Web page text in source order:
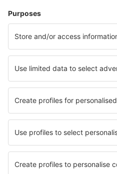
Hotels in Neapel Hotels in
Hotels in Mazara del Vallo
Hotels in Ragusa Hotels in
Die besten Hotels - Städte
Hotels in Oksbøl Hotels in
Hotels in Tresserre Hotels in